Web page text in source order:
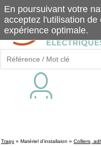
Trapy » Matériel d'installaion » Colliers,
En poursuivant votre
acceptez l'utilisation
expérience optimale.